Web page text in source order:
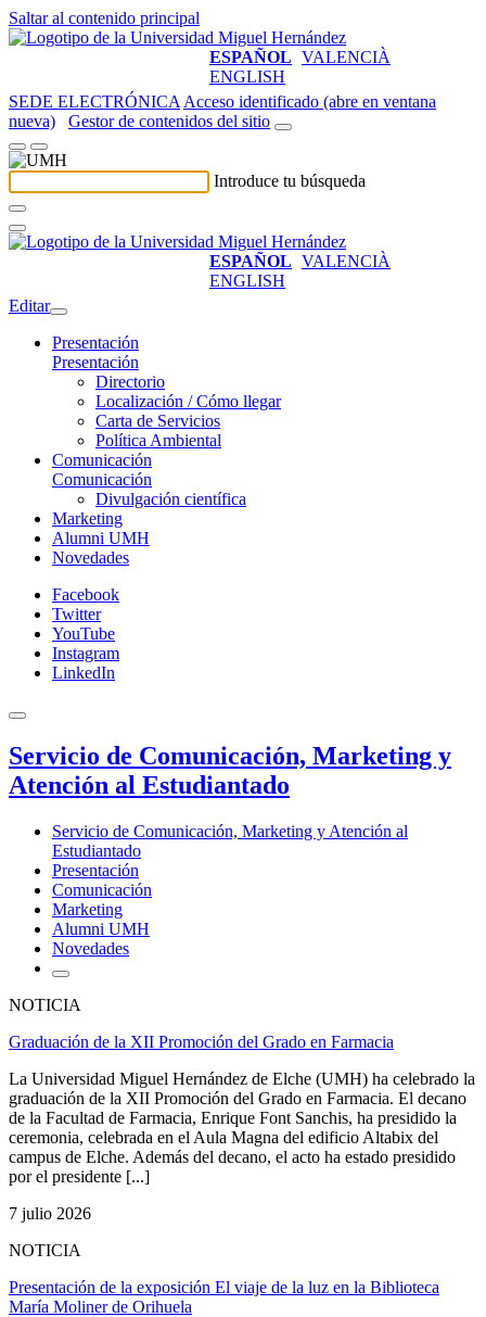
Saltar al contenido principal
ESPAÑOL VALENCIÀ
ENGLISH
SEDE ELECTRÓNICA Acceso identificado (abre en ventana
nueva)
Gestor de contenidos del sitio
Introduce tu búsqueda
ESPAÑOL VALENCIÀ
ENGLISH
Editar
Presentación
Presentación
Directorio
Localización / Cómo llegar
Carta de Servicios
Política Ambiental
Comunicación
Comunicación
Divulgación científica
Marketing
Alumni UMH
Novedades
Facebook
Twitter
YouTube
Instagram
LinkedIn
Servicio de Comunicación, Marketing y
Atención al Estudiantado
Servicio de Comunicación, Marketing y Atención al
Estudiantado
Presentación
Comunicación
Marketing
Alumni UMH
Novedades
NOTICIA
Graduación de la XII Promoción del Grado en Farmacia
La Universidad Miguel Hernández de Elche (UMH) ha celebrado la
graduación de la XII Promoción del Grado en Farmacia. El decano
de la Facultad de Farmacia, Enrique Font Sanchis, ha presidido la
ceremonia, celebrada en el Aula Magna del edificio Altabix del
campus de Elche. Además del decano, el acto ha estado presidido
por el presidente [...]
7 julio 2026
NOTICIA
Presentación de la exposición El viaje de la luz en la Biblioteca
María Moliner de Orihuela